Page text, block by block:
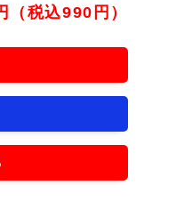
（税込990円）